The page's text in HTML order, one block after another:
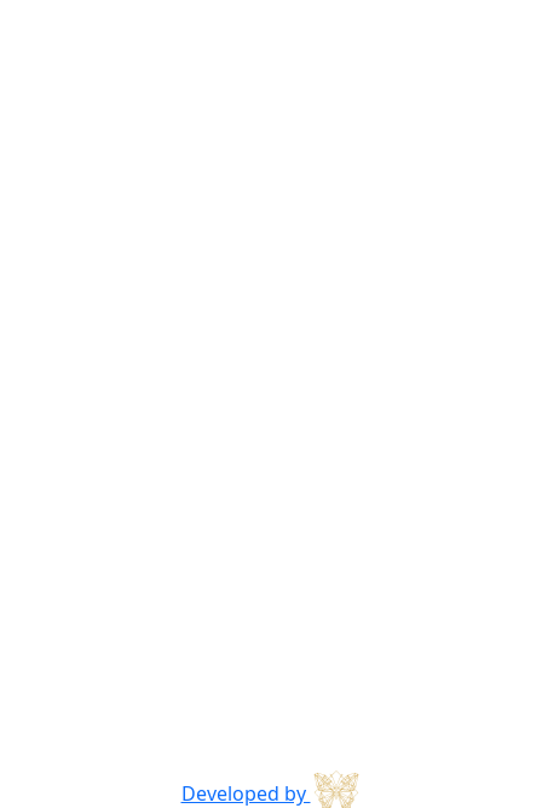
Developed by